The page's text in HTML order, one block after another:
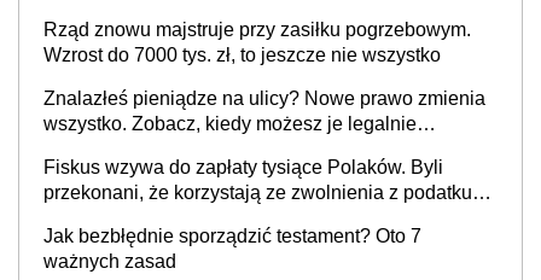
Rząd znowu majstruje przy zasiłku pogrzebowym.
Wzrost do 7000 tys. zł, to jeszcze nie wszystko
Znalazłeś pieniądze na ulicy? Nowe prawo zmienia
wszystko. Zobacz, kiedy możesz je legalnie
Fiskus wzywa do zapłaty tysiące Polaków. Byli
przekonani, że korzystają ze zwolnienia z podatku
Jak bezbłędnie sporządzić testament? Oto 7
ważnych zasad